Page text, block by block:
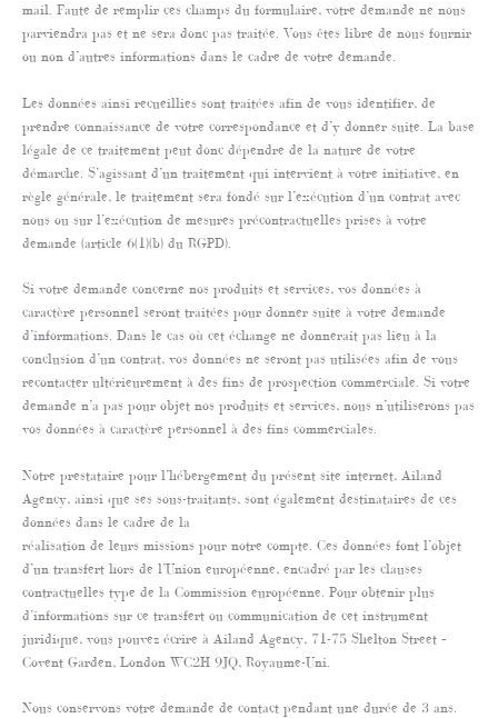
mail. Faute de remplir ces champs du formulaire, votre demande ne nous
parviendra pas et ne sera donc pas traitée. Vous êtes libre de nous fournir
ou non d’autres informations dans le cadre de votre demande.
Les données ainsi recueillies sont traitées afin de vous identifier, de
prendre connaissance de votre correspondance et d’y donner suite. La base
légale de ce traitement peut donc dépendre de la nature de votre
démarche. S’agissant d’un traitement qui intervient à votre initiative, en
règle générale, le traitement sera fondé sur l’exécution d’un contrat avec
nous ou sur l’exécution de mesures précontractuelles prises à votre
demande (article 6(1)(b) du RGPD).
Si votre demande concerne nos produits et services, vos données à
caractère personnel seront traitées pour donner suite à votre demande
d’informations. Dans le cas où cet échange ne donnerait pas lieu à la
conclusion d’un contrat, vos données ne seront pas utilisées afin de vous
recontacter ultérieurement à des fins de prospection commerciale. Si votre
demande n’a pas pour objet nos produits et services, nous n’utiliserons pas
vos données à caractère personnel à des fins commerciales.
Notre prestataire pour l’hébergement du présent site internet, Ailand
Agency, ainsi que ses sous-traitants, sont également destinataires de ces
données dans le cadre de la
réalisation de leurs missions pour notre compte. Ces données font l’objet
d’un transfert hors de l’Union européenne, encadré par les clauses
contractuelles type de la Commission européenne. Pour obtenir plus
d’informations sur ce transfert ou communication de cet instrument
juridique, vous pouvez écrire à Ailand Agency, 71-75 Shelton Street –
Covent Garden, London WC2H 9JQ, Royaume-Uni.
Nous conservons votre demande de contact pendant une durée de 3 ans.